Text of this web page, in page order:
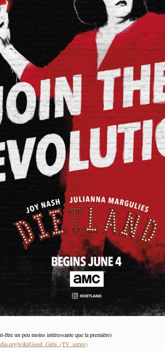
être un peu moins intéressante que la première)
wiki/Good_Girls_(TV_series)